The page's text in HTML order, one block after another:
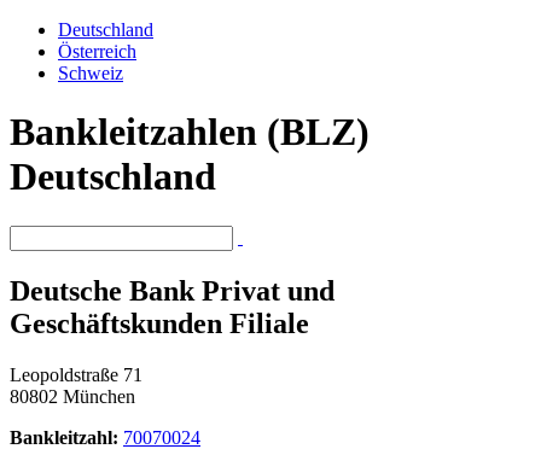
Deutschland
Österreich
Schweiz
Bankleitzahlen (BLZ)
Deutschland
Deutsche Bank Privat und
Geschäftskunden Filiale
Leopoldstraße 71
80802 München
Bankleitzahl: 70070024